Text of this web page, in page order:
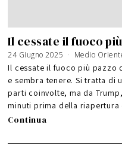
Il cessate il fuoco
24 Giugno 2025 Medio
Il cessate il fuoco più pazzo
e sembra tenere. Si tratta di
parti coinvolte, ma da
minuti prima della riapertura
Continua